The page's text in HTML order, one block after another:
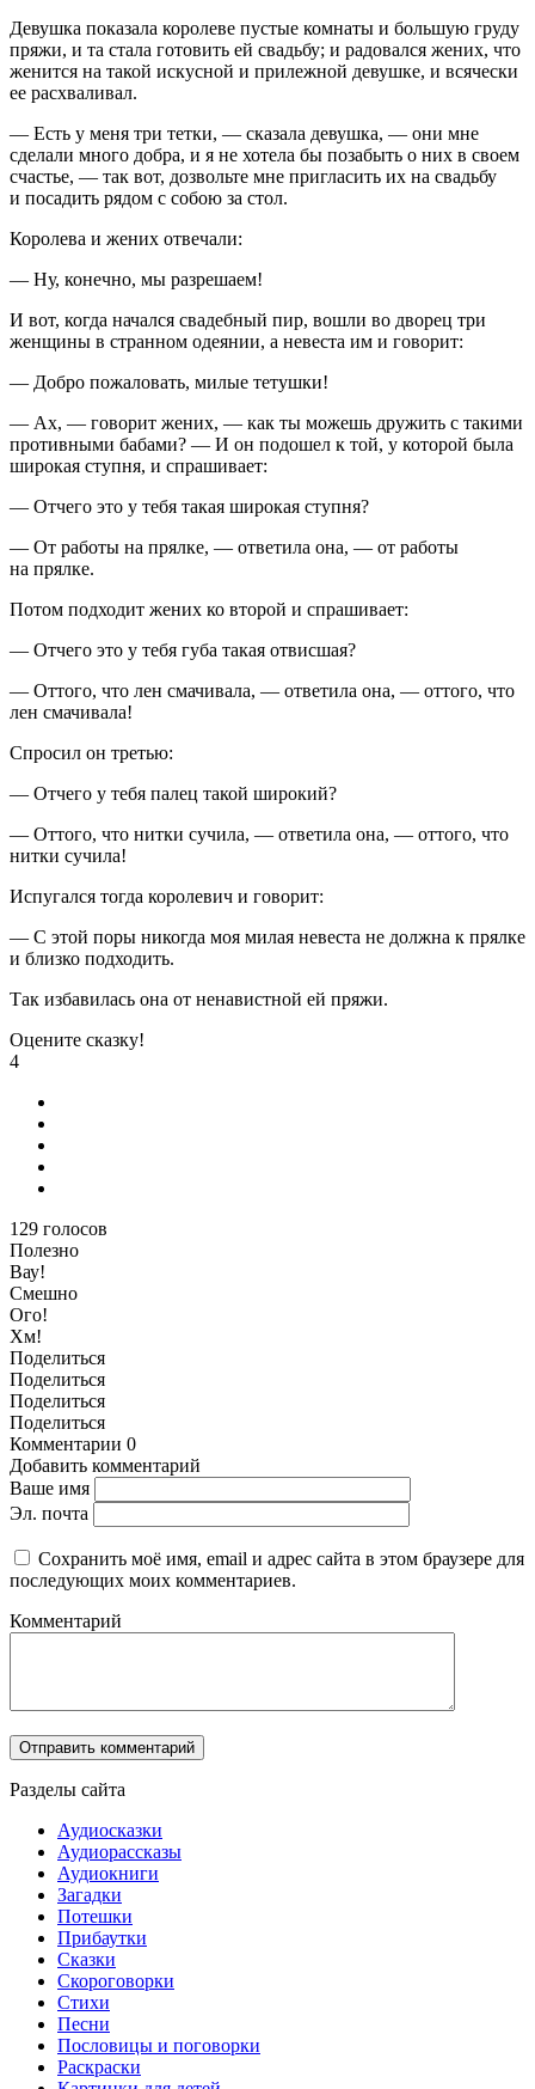
Девушка показала королеве пустые комнаты и большую груду
пряжи, и та стала готовить ей свадьбу; и радовался жених, что
женится на такой искусной и прилежной девушке, и всячески
ее расхваливал.
— Есть у меня три тетки, — сказала девушка, — они мне
сделали много добра, и я не хотела бы позабыть о них в своем
счастье, — так вот, дозвольте мне пригласить их на свадьбу
и посадить рядом с собою за стол.
Королева и жених отвечали:
— Ну, конечно, мы разрешаем!
И вот, когда начался свадебный пир, вошли во дворец три
женщины в странном одеянии, а невеста им и говорит:
— Добро пожаловать, милые тетушки!
— Ах, — говорит жених, — как ты можешь дружить с такими
противными бабами? — И он подошел к той, у которой была
широкая ступня, и спрашивает:
— Отчего это у тебя такая широкая ступня?
— От работы на прялке, — ответила она, — от работы
на прялке.
Потом подходит жених ко второй и спрашивает:
— Отчего это у тебя губа такая отвисшая?
— Оттого, что лен смачивала, — ответила она, — оттого, что
лен смачивала!
Спросил он третью:
— Отчего у тебя палец такой широкий?
— Оттого, что нитки сучила, — ответила она, — оттого, что
нитки сучила!
Испугался тогда королевич и говорит:
— С этой поры никогда моя милая невеста не должна к прялке
и близко подходить.
Так избавилась она от ненавистной ей пряжи.
Оцените сказку!
4
129 голосов
Полезно
Вау!
Смешно
Ого!
Хм!
Поделиться
Поделиться
Поделиться
Поделиться
Комментарии 0
Добавить комментарий
Ваше имя
Эл. почта
Сохранить моё имя, email и адрес сайта в этом браузере для
последующих моих комментариев.
Комментарий
Разделы сайта
Аудиосказки
Аудиорассказы
Аудиокниги
Загадки
Потешки
Прибаутки
Сказки
Скороговорки
Стихи
Песни
Пословицы и поговорки
Раскраски